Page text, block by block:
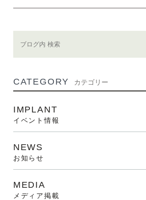
CATEGORY カテゴリー
IMPLANT
イベント情報
NEWS
お知らせ
MEDIA
メディア掲載